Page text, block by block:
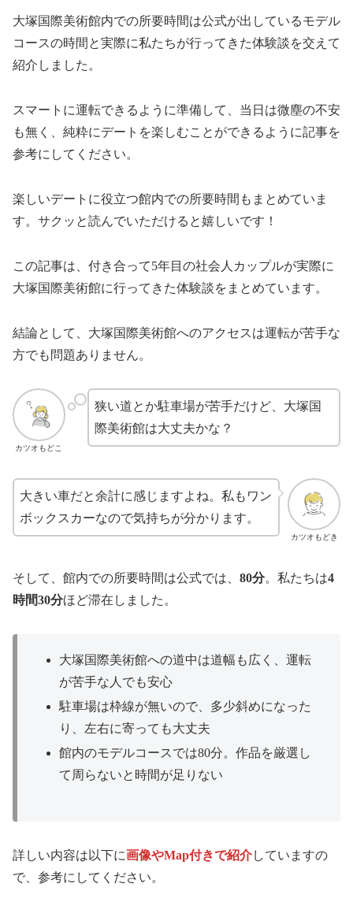
大塚国際美術館内での所要時間は公式が出しているモデル
コースの時間と実際に私たちが行ってきた体験談を交えて
紹介しました。
スマートに運転できるように準備して、当日は微塵の不安
も無く、純粋にデートを楽しむことができるように記事を
参考にしてください。
楽しいデートに役立つ館内での所要時間もまとめていま
す。サクッと読んでいただけると嬉しいです！
この記事は、付き合って5年目の社会人カップルが実際に
大塚国際美術館に行ってきた体験談をまとめています。
結論として、大塚国際美術館へのアクセスは運転が苦手な
方でも問題ありません。
カツオもどこ
狭い道とか駐車場が苦手だけど、大塚国
際美術館は大丈夫かな？
カツオもどき
大きい車だと余計に感じますよね。私もワン
ボックスカーなので気持ちが分かります。
そして、館内での所要時間は公式では、 80分。私たちは4
時間30分ほど滞在しました。
大塚国際美術館への道中は道幅も広く、運転
が苦手な人でも安心
駐車場は枠線が無いので、多少斜めになった
り、左右に寄っても大丈夫
館内のモデルコースでは80分。作品を厳選し
て周らないと時間が足りない
詳しい内容は以下に画像やMap付きで紹介していますの
で、参考にしてください。